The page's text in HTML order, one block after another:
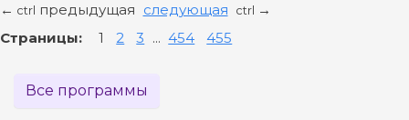
← ctrl предыдущая следующая ctrl →
Страницы: 1 2 3 ... 454 455
Все программы